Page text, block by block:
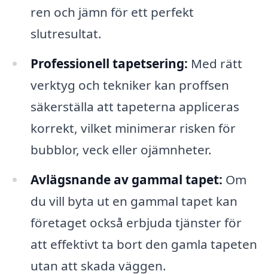
ren och jämn för ett perfekt
slutresultat.
Professionell tapetsering: Med rätt
verktyg och tekniker kan proffsen
säkerställa att tapeterna appliceras
korrekt, vilket minimerar risken för
bubblor, veck eller ojämnheter.
Avlägsnande av gammal tapet: Om
du vill byta ut en gammal tapet kan
företaget också erbjuda tjänster för
att effektivt ta bort den gamla tapeten
utan att skada väggen.